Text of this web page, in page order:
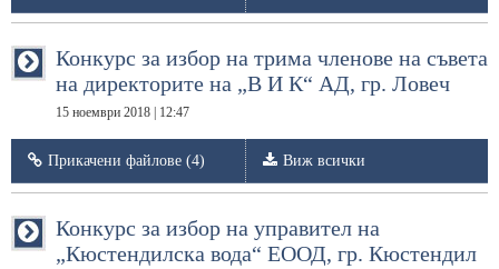
Конкурс за избор на трима членове на съвета
на директорите на „В И К“ АД, гр. Ловеч
15 ноември 2018 | 12:47
Прикачени файлове (4) Виж всички
Конкурс за избор на управител на
„Кюстендилска вода“ ЕООД, гр. Кюстендил